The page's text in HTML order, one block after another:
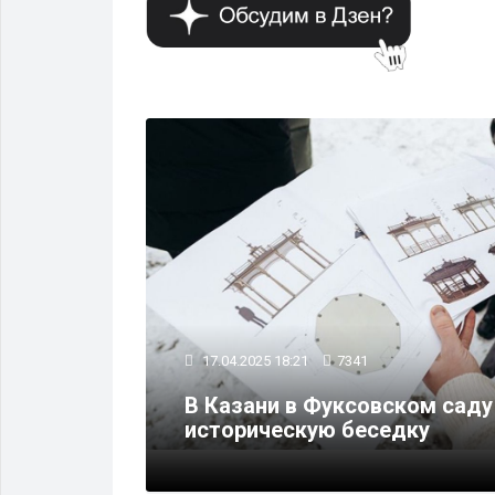
17.04.2025 18:21 7341
В Казани в Фуксовском
историческую беседку